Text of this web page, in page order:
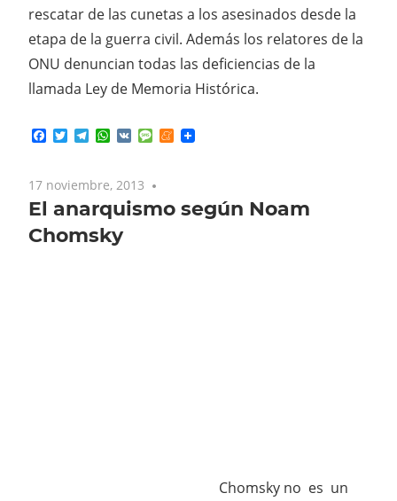
rescatar de las cunetas a los asesinados desde la
etapa de la guerra civil. Además los relatores de la
ONU denuncian todas las deficiencias de la
llamada Ley de Memoria Histórica.
Facebook
TwitterTelegram
WhatsApp
VK MessageMeneame
17 noviembre, 2013
El anarquismo según Noam
Chomsky
Chomsky no es un